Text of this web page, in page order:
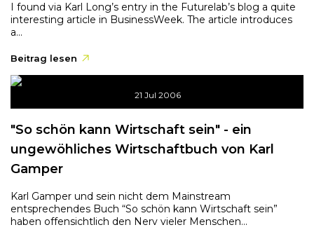
I found via Karl Long’s entry in the Futurelab’s blog a quite
interesting article in BusinessWeek. The article introduces
a...
Beitrag lesen
21 Jul 2006
"So schön kann Wirtschaft sein" - ein
ungewöhliches Wirtschaftbuch von Karl
Gamper
Karl Gamper und sein nicht dem Mainstream
entsprechendes Buch “So schön kann Wirtschaft sein”
haben offensichtlich den Nerv vieler Menschen...